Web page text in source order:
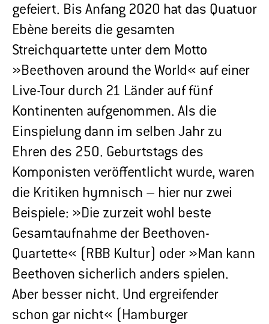
gefeiert. Bis Anfang 2020 hat das Quatuor
Ebène bereits die gesamten
Streichquartette unter dem Motto
»Beethoven around the World« auf einer
Live-Tour durch 21 Länder auf fünf
Kontinenten aufgenommen. Als die
Einspielung dann im selben Jahr zu
Ehren des 250. Geburtstags des
Komponisten veröffentlicht wurde, waren
die Kritiken hymnisch – hier nur zwei
Beispiele: »Die zurzeit wohl beste
Gesamtaufnahme der Beethoven-
Quartette« (RBB Kultur) oder »Man kann
Beethoven sicherlich anders spielen.
Aber besser nicht. Und ergreifender
schon gar nicht« (Hamburger